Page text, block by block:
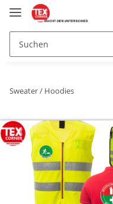
Sweater / Hoodies